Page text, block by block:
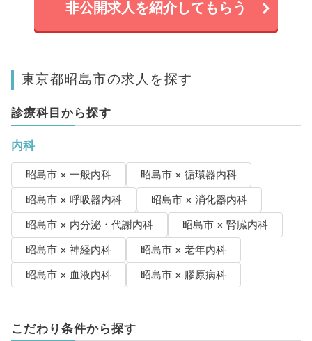
非公開求人を紹介してもらう
東京都昭島市の求人を探す
診療科目から探す
内科
昭島市 × 一般内科
昭島市 × 循環器内科
昭島市 × 呼吸器内科
昭島市 × 消化器内科
昭島市 × 内分泌・代謝内科
昭島市 × 腎臓内科
昭島市 × 神経内科
昭島市 × 老年内科
昭島市 × 血液内科
昭島市 × 膠原病科
こだわり条件から探す